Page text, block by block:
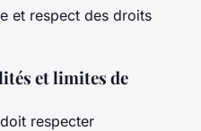
et respect des droits
et limites de
respecter